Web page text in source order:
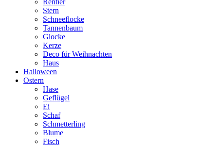
Rentier
Stern
Schneeflocke
Tannenbaum
Glocke
Kerze
Deco für Weihnachten
Haus
Halloween
Ostern
Hase
Geflügel
Ei
Schaf
Schmetterling
Blume
Fisch